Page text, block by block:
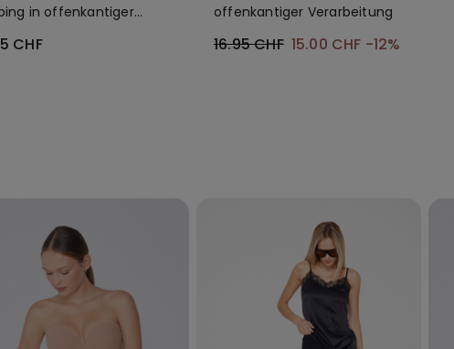
in offenkantiger
CHF
offenkantiger Verarbeitung
16.95 CHF 15.00 CHF -12%